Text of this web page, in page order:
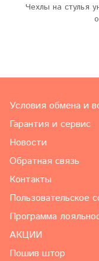
Чехлы на стулья
Условия обмена и
Гарантия и сервис
Новости
Обратная связь
Контакты
Пользовательское
Программа
АКЦИИ
Пошив штор